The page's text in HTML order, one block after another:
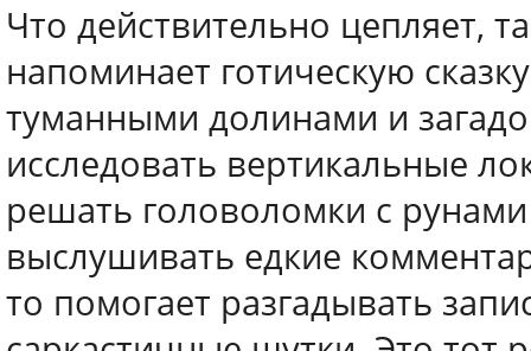
Что действительно цепляет,
напоминает готическую
туманными долинами и
исследовать вертикальные
решать головоломки с
выслушивать едкие
то помогает разгадывать